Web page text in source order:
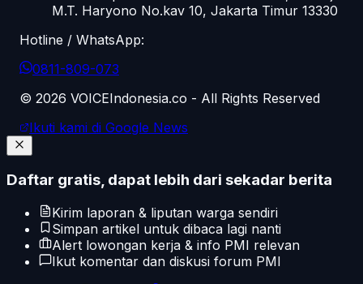
M.T. Haryono No.kav 10, Jakarta Timur 13330
Hotline / WhatsApp:
0811-809-073
© 2026 VOICEIndonesia.co - All Rights Reserved
Ikuti kami di Google News
Daftar gratis, dapat lebih dari sekadar berita
Kirim laporan & liputan warga sendiri
Simpan artikel untuk dibaca lagi nanti
Alert lowongan kerja & info PMI relevan
Ikut komentar dan diskusi forum PMI